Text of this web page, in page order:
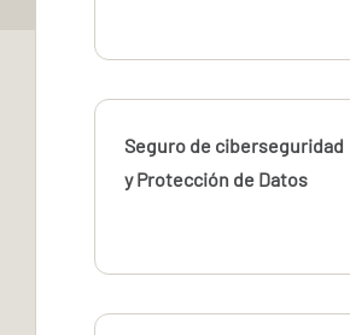
Seguro de ciberseguridad
y Protección de Datos